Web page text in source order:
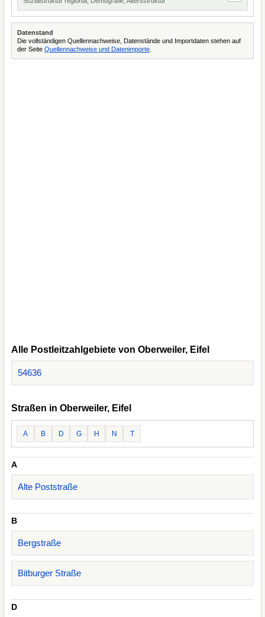
Datenstand
Die vollständigen Quellennachweise, Datenstände und Importdaten stehen auf
der Seite Quellennachweise und Datenimporte
Alle Postleitzahlgebiete von Oberweiler, Eifel
54636
Straßen in Oberweiler, Eifel
A B D G H N T
A
Alte Poststraße
B
Bergstraße
Bitburger Straße
D